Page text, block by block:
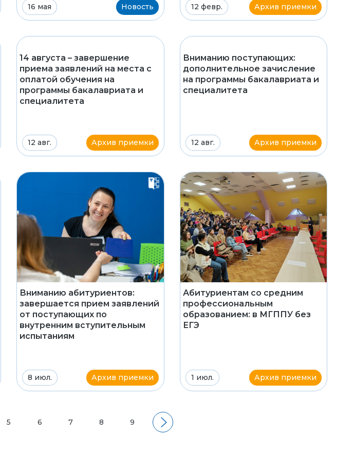
16 мая Новость 12 февр. Архив приемки
14 августа – завершение
приема заявлений на места с
оплатой обучения на
программы бакалавриата и
специалитета
12 авг. Архив приемки
Вниманию поступающих:
дополнительное зачисление
на программы бакалавриата и
специалитета
12 авг. Архив приемки
Вниманию абитуриентов:
завершается прием заявлений
от поступающих по
внутренним вступительным
испытаниям
8 июл. Архив приемки
Абитуриентам со средним
профессиональным
образованием: в МГППУ без
ЕГЭ
1 июл. Архив приемки
5 6 7 8 9